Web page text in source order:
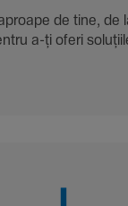
de tine, de
a-ți oferi